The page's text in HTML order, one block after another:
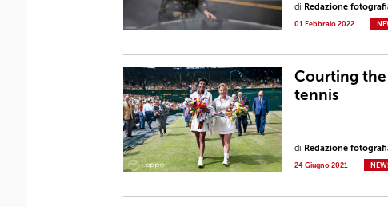
di Redazione
01 Febbraio 2022
Courting
tennis
di Redazione
24 Giugno 2021